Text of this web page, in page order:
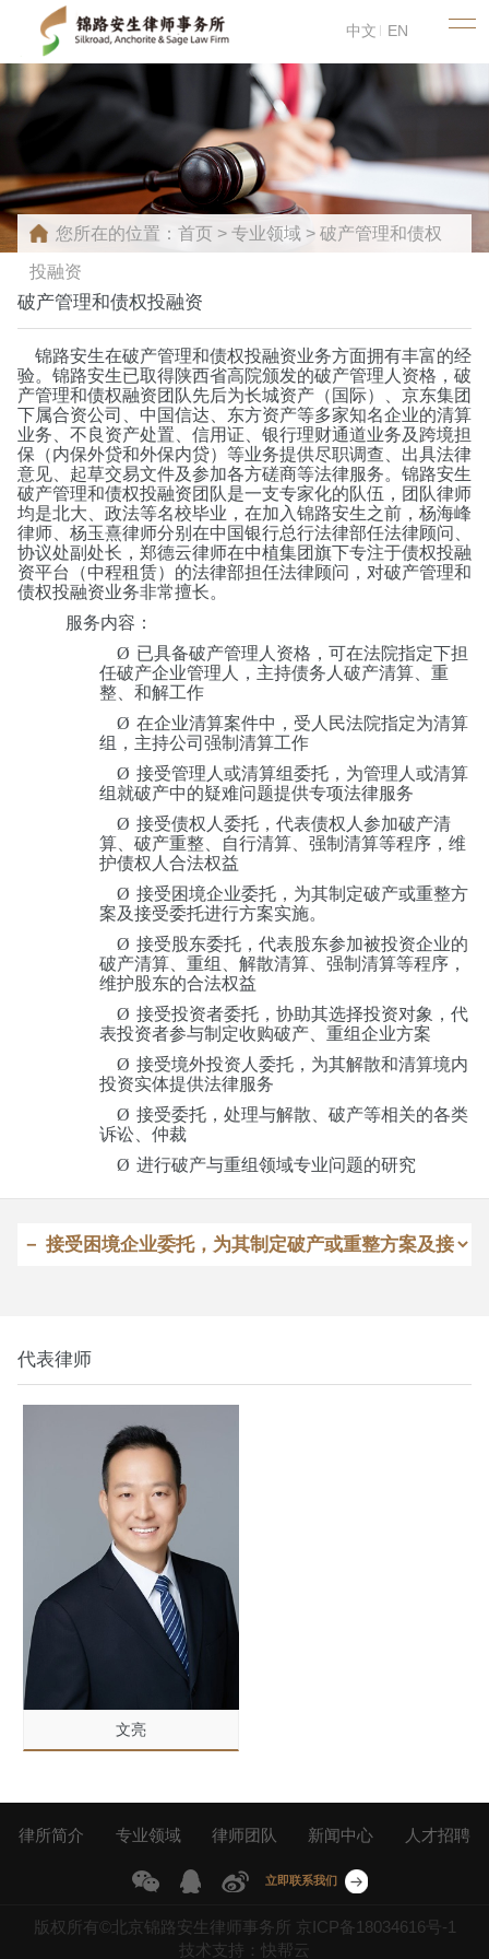
中文 EN
您所在的位置：首页 >专业领域 >破产管理和债权
投融资
破产管理和债权投融资
锦路安生在破产管理和债权投融资业务方面拥有丰富的经
验。锦路安生已取得陕西省高院颁发的破产管理人资格，破
产管理和债权融资团队先后为长城资产（国际）、京东集团
下属合资公司、中国信达、东方资产等多家知名企业的清算
业务、不良资产处置、信用证、银行理财通道业务及跨境担
保（内保外贷和外保内贷）等业务提供尽职调查、出具法律
意见、起草交易文件及参加各方磋商等法律服务。锦路安生
破产管理和债权投融资团队是一支专家化的队伍，团队律师
均是北大、政法等名校毕业，在加入锦路安生之前，杨海峰
律师、杨玉熹律师分别在中国银行总行法律部任法律顾问、
协议处副处长，郑德云律师在中植集团旗下专注于债权投融
资平台（中程租赁）的法律部担任法律顾问，对破产管理和
债权投融资业务非常擅长。
服务内容：
Ø 已具备破产管理人资格，可在法院指定下担
任破产企业管理人，主持债务人破产清算、重
整、和解工作
Ø 在企业清算案件中，受人民法院指定为清算
组，主持公司强制清算工作
Ø 接受管理人或清算组委托，为管理人或清算
组就破产中的疑难问题提供专项法律服务
Ø 接受债权人委托，代表债权人参加破产清
算、破产重整、自行清算、强制清算等程序，维
护债权人合法权益
Ø 接受困境企业委托，为其制定破产或重整方
案及接受委托进行方案实施。
Ø 接受股东委托，代表股东参加被投资企业的
破产清算、重组、解散清算、强制清算等程序，
维护股东的合法权益
Ø 接受投资者委托，协助其选择投资对象，代
表投资者参与制定收购破产、重组企业方案
Ø 接受境外投资人委托，为其解散和清算境内
投资实体提供法律服务
Ø 接受委托，处理与解散、破产等相关的各类
诉讼、仲裁
Ø 进行破产与重组领域专业问题的研究
代表律师
文亮
律所简介 专业领域 律师团队 新闻中心
人才招聘
立即联系我们
版权所有©北京锦路安生律师事务所 京ICP备18034616号-1
技术支持：快帮云